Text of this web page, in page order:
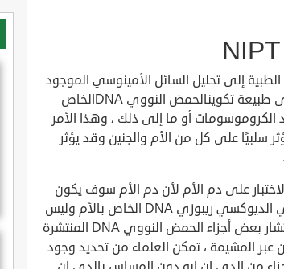
إلى تحليل السائل الأمينوسي الموجود
داخلكيس الجنينمن أجل التعرف على طبيعة تكوينالحمض النووي DNAالخاص
أو ما إلى ذلك ، وهذا الأمر
سلبيًا على كل من الأم والجنين وقد يؤثر
على دم الأم لأن دم الأم سوف يكون
محتويًا على جزيئات الحمض النووي الديوكسي ريبوزي DNA الخاص بالأم وليس
بالجنين ، ولكن بعد التوصل إلى انتشار بعض أجزاء الحمض النووي DNA المنتشرة
عبر المشيمة ، تمكن العلماء من تحديد وجود